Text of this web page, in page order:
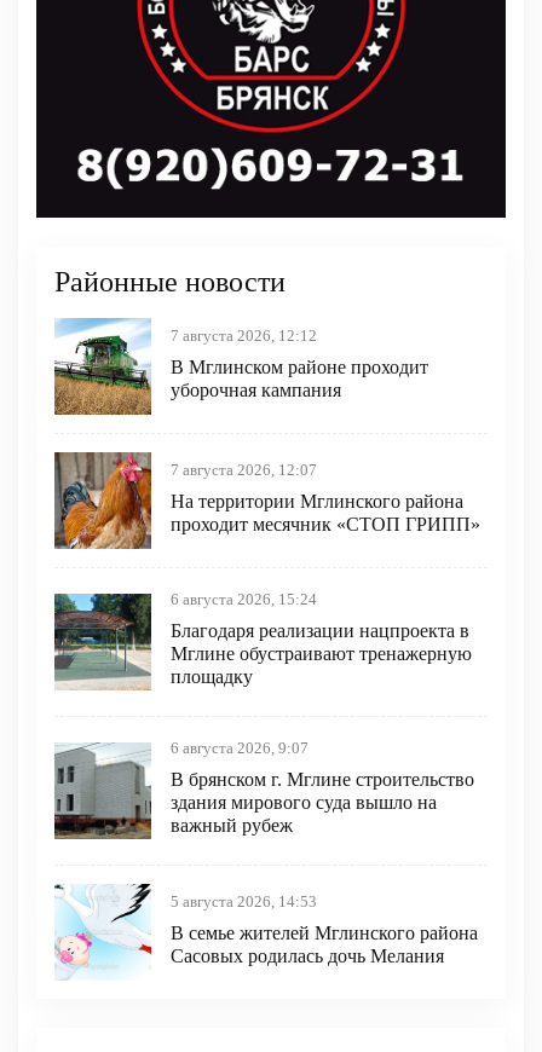
Районные новости
7 августа 2026, 12:12
В Мглинском районе проходит
уборочная кампания
7 августа 2026, 12:07
На территории Мглинского района
проходит месячник «СТОП ГРИПП»
6 августа 2026, 15:24
Благодаря реализации нацпроекта в
Мглине обустраивают тренажерную
площадку
6 августа 2026, 9:07
В брянском г. Мглине строительство
здания мирового суда вышло на
важный рубеж
5 августа 2026, 14:53
В семье жителей Мглинского района
Сасовых родилась дочь Мелания